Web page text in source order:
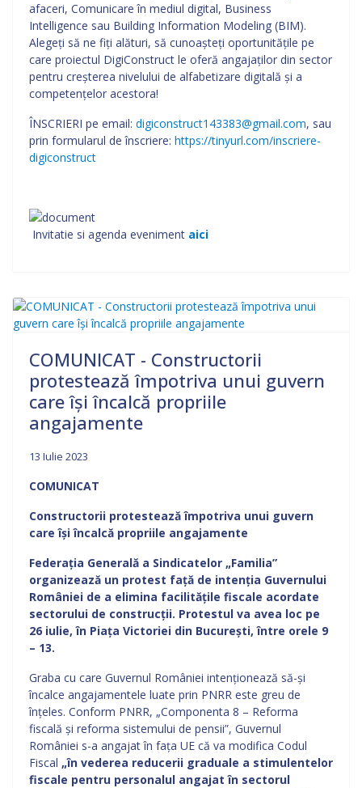
afaceri, Comunicare în mediul digital, Business
Intelligence sau Building Information Modeling (BIM).
Alegeți să ne fiți alături, să cunoașteți oportunitățile pe
care proiectul DigiConstruct le oferă angajaților din sector
pentru creșterea nivelului de alfabetizare digitală și a
competențelor acestora!
ÎNSCRIERI pe email: digiconstruct143383@gmail.com, sau
prin formularul de înscriere: https://tinyurl.com/inscriere-
digiconstruct
Invitatie si agenda eveniment aici
COMUNICAT - Constructorii
protestează împotriva unui guvern
care își încalcă propriile
angajamente
13 Iulie 2023
COMUNICAT
Constructorii protestează împotriva unui guvern
care își încalcă propriile angajamente
Federația Generală a Sindicatelor „Familia”
organizează un protest față de intenția Guvernului
României de a elimina facilitățile fiscale acordate
sectorului de construcții. Protestul va avea loc pe
26 iulie, în Piața Victoriei din București, între orele 9
– 13.
Graba cu care Guvernul României intenționează să-și
încalce angajamentele luate prin PNRR este greu de
înțeles. Conform PNRR, „Componenta 8 – Reforma
fiscală și reforma sistemului de pensii”, Guvernul
României s-a angajat în fața UE că va modifica Codul
Fiscal „în vederea reducerii graduale a stimulentelor
fiscale pentru personalul angajat în sectorul